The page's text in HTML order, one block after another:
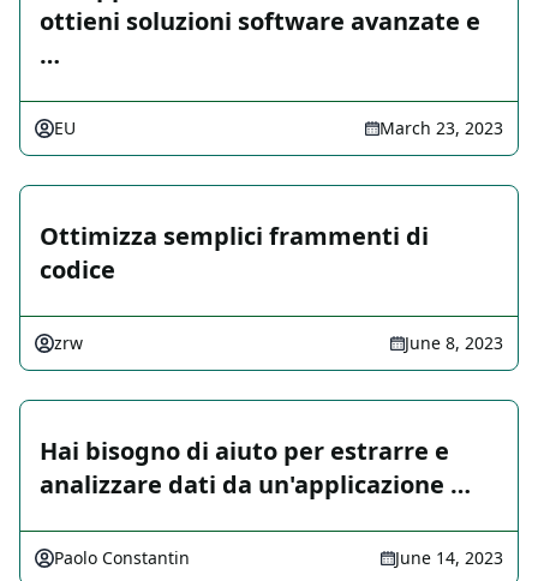
ottieni soluzioni software avanzate e
…
EU March 23, 2023
Ottimizza semplici frammenti di
codice
zrw June 8, 2023
Hai bisogno di aiuto per estrarre e
analizzare dati da un'applicazione …
Paolo Constantin June 14, 2023